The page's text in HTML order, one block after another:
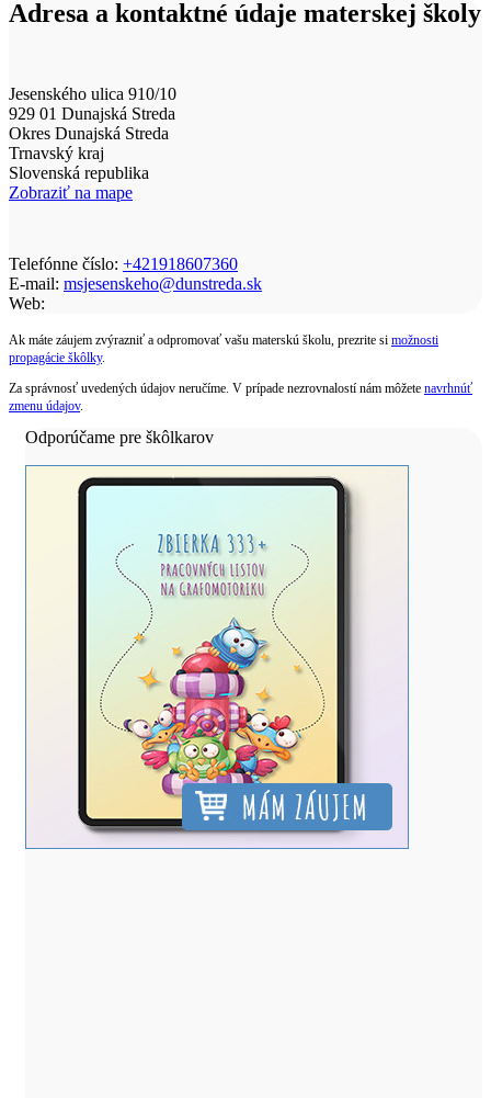
Adresa a kontaktné údaje materskej školy
Jesenského ulica 910/10
929 01 Dunajská Streda
Okres Dunajská Streda
Trnavský kraj
Slovenská republika
Zobraziť na mape
Telefónne číslo: +421918607360
E-mail: msjesenskeho@dunstreda.sk
Web:
Ak máte záujem zvýrazniť a odpromovať vašu materskú školu, prezrite si možnosti
propagácie škôlky.
Za správnosť uvedených údajov neručíme. V prípade nezrovnalostí nám môžete navrhnúť
zmenu údajov.
Odporúčame pre škôlkarov